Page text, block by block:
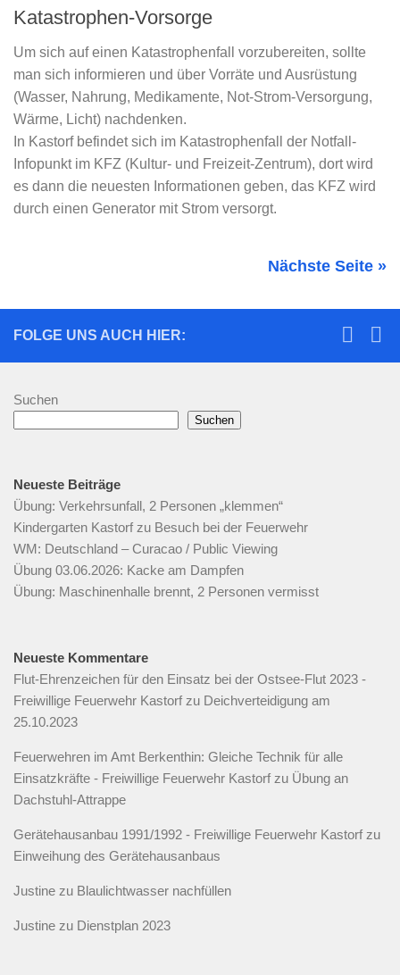
Katastrophen-Vorsorge
Um sich auf einen Katastrophenfall vorzubereiten, sollte
man sich informieren und über Vorräte und Ausrüstung
(Wasser, Nahrung, Medikamente, Not-Strom-Versorgung,
Wärme, Licht) nachdenken.
In Kastorf befindet sich im Katastrophenfall der Notfall-
Infopunkt im KFZ (Kultur- und Freizeit-Zentrum), dort wird
es dann die neuesten Informationen geben, das KFZ wird
durch einen Generator mit Strom versorgt.
Nächste Seite »
FOLGE UNS AUCH HIER:
Suchen
Suchen
Neueste Beiträge
Übung: Verkehrsunfall, 2 Personen „klemmen“
Kindergarten Kastorf zu Besuch bei der Feuerwehr
WM: Deutschland – Curacao / Public Viewing
Übung 03.06.2026: Kacke am Dampfen
Übung: Maschinenhalle brennt, 2 Personen vermisst
Neueste Kommentare
Flut-Ehrenzeichen für den Einsatz bei der Ostsee-Flut 2023 -
Freiwillige Feuerwehr Kastorf zu Deichverteidigung am
25.10.2023
Feuerwehren im Amt Berkenthin: Gleiche Technik für alle
Einsatzkräfte - Freiwillige Feuerwehr Kastorf zu Übung an
Dachstuhl-Attrappe
Gerätehausanbau 1991/1992 - Freiwillige Feuerwehr Kastorf zu
Einweihung des Gerätehausanbaus
Justine zu Blaulichtwasser nachfüllen
Justine zu Dienstplan 2023